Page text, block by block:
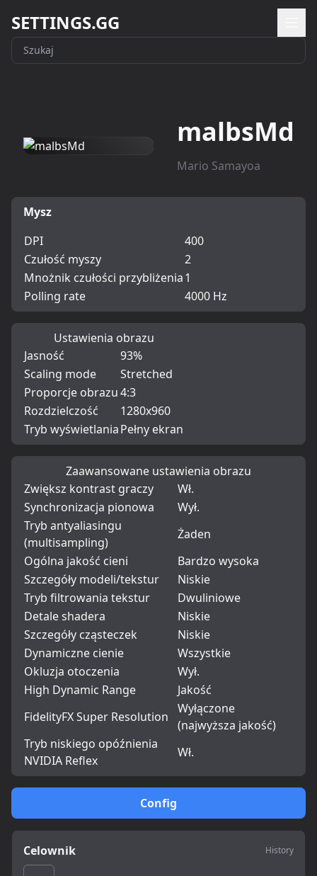
SETTINGS.GG
malbsMd
Mario Samayoa
Config
Celownik History
Mysz
DPI
400
Czułość myszy
2
Mnożnik czułości przybliżenia1
Polling rate
4000 Hz
Ustawienia obrazu
Jasność
93%
Scaling mode
Stretched
Proporcje obrazu4:3
Rozdzielczość
1280x960
Tryb wyświetlaniaPełny ekran
Zaawansowane ustawienia obrazu
Zwiększ kontrast graczy
Wł.
Synchronizacja pionowa
Wył.
Tryb antyaliasingu
(multisampling)
Żaden
Ogólna jakość cieni
Bardzo wysoka
Szczegóły modeli/tekstur
Niskie
Tryb filtrowania tekstur
Dwuliniowe
Detale shadera
Niskie
Szczegóły cząsteczek
Niskie
Dynamiczne cienie
Wszystkie
Okluzja otoczenia
Wył.
High Dynamic Range
Jakość
FidelityFX Super Resolution
Wyłączone
(najwyższa jakość)
Tryb niskiego opóźnienia
NVIDIA Reflex
Wł.